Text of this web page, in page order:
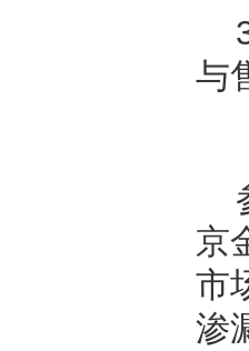
与
京
市
渗